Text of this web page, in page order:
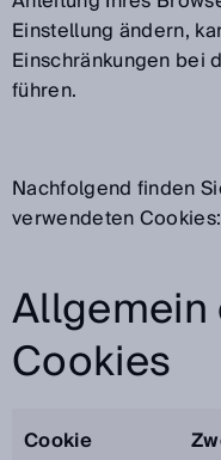
Einstellung ändern,
Einschränkungen bei
führen.
Nachfolgend finden
verwendeten Cookies:
Cookies
Cookie